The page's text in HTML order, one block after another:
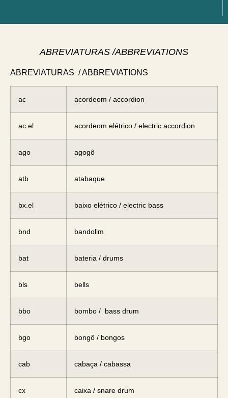
ABREVIATURAS /ABBREVIATIONS
ABREVIATURAS / ABBREVIATIONS
ac acordeom / accordion
ac.el acordeom elétrico / electric accordion
ago agogô
atb atabaque
bx.el baixo elétrico / electric bass
bnd bandolim
bat bateria / drums
bls bells
bbo bombo / bass drum
bgo bongô / bongos
cab cabaça / cabassa
cx caixa / snare drum